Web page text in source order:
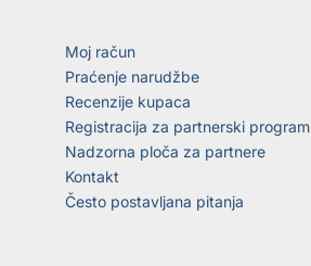
Moj račun
Praćenje narudžbe
Recenzije kupaca
Registracija za partnerski program
Nadzorna ploča za partnere
Kontakt
Često postavljana pitanja